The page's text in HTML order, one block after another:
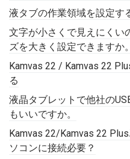
液タブの作業領域を設定す
文字が小さくで見えにくい
ズを大きく設定できますか
Kamvas 22 / Kamvas 22
る
液晶タブレットで他社の
もいいですか。
Kamvas 22/Kamvas 22
ソコンに接続必要？